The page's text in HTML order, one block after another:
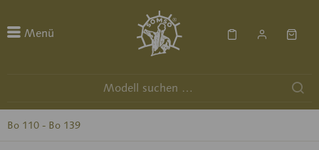
Menü
Bo 110 - Bo 139